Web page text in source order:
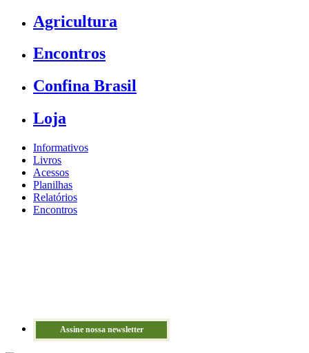
Agricultura
Encontros
Confina Brasil
Loja
Informativos
Livros
Acessos
Planilhas
Relatórios
Encontros
Assine nossa newsletter